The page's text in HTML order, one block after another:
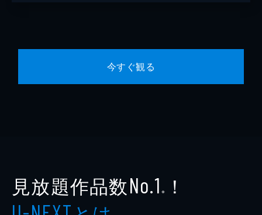
今すぐ観る
見放題作品数No.1 ※ ！